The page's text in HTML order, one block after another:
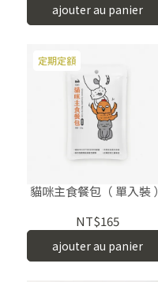
ajouter au panier
定期定額
貓咪主食餐包（ 單入裝 ）
NT$165
ajouter au panier